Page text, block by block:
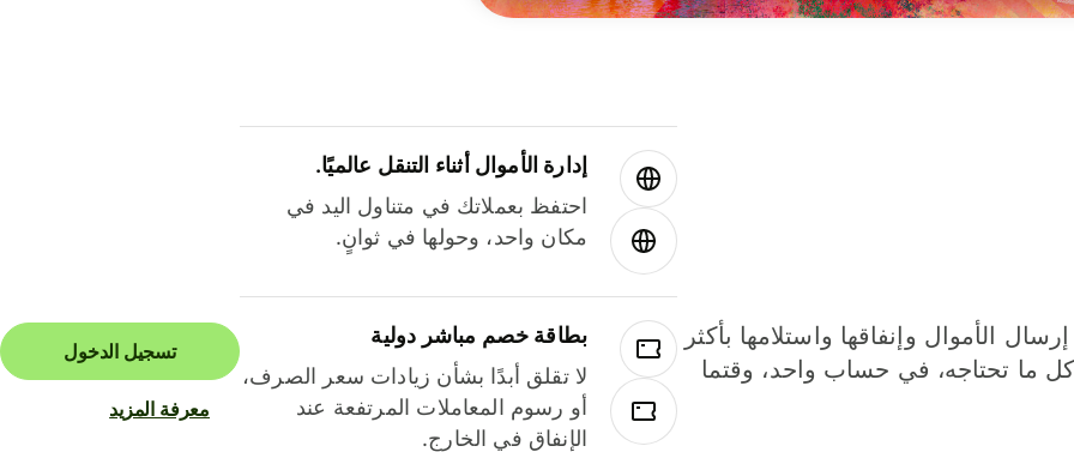
الأموال وإنفاقها واستلامها بأكثر
كل ما تحتاجه، في حساب واحد، وقتما
إدارة الأموال أثناء التنقل عالميًا.
احتفظ بعملاتك في متناول اليد في
مكان واحد، وحولها في ثوانٍ.
بطاقة خصم مباشر دولية
لا تقلق أبدًا بشأن زيادات سعر الصرف،
أو رسوم المعاملات المرتفعة عند
الإنفاق في الخارج.
تسجيل الدخول
معرفة المزيد